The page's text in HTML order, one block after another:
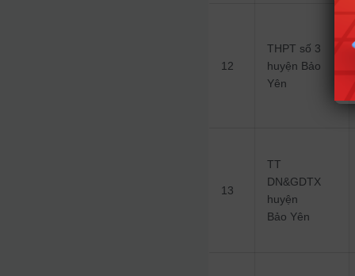
12
THPT số 3
huyện Bảo
Yên
13
TT
DN&GDTX
huyện
Bảo Yên